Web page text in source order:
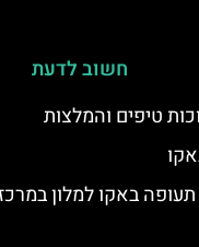
חשוב לדעת
טיפים והמלצות
באקו למלון